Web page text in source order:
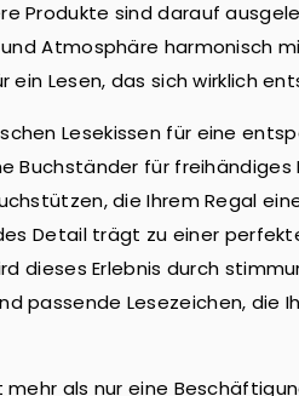
Produkte sind darauf
Atmosphäre harmonisch
ein Lesen, das sich wirklich
Lesekissen für eine
Buchständer für freihändiges
die Ihrem Regal
Detail trägt zu einer
dieses Erlebnis durch
passende Lesezeichen, die
mehr als nur eine